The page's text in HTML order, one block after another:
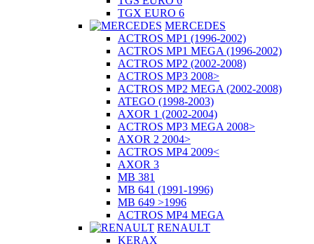
TGX EURO 6
MERCEDES
ACTROS MP1 (1996-2002)
ACTROS MP1 MEGA (1996-2002)
ACTROS MP2 (2002-2008)
ACTROS MP3 2008>
ACTROS MP2 MEGA (2002-2008)
ATEGO (1998-2003)
AXOR 1 (2002-2004)
ACTROS MP3 MEGA 2008>
AXOR 2 2004>
ACTROS MP4 2009<
AXOR 3
MB 381
MB 641 (1991-1996)
MB 649 >1996
ACTROS MP4 MEGA
RENAULT
KERAX